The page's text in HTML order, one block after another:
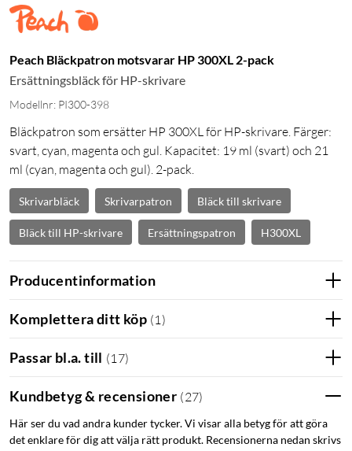
Peach Bläckpatron motsvarar HP 300XL 2-pack
Ersättningsbläck för HP-skrivare
Modellnr: PI300-398
Bläckpatron som ersätter HP 300XL för HP-skrivare. Färger:
svart, cyan, magenta och gul. Kapacitet: 19 ml (svart) och 21
ml (cyan, magenta och gul). 2-pack.
Skrivarbläck Skrivarpatron Bläck till skrivare
Bläck till HP-skrivare Ersättningspatron H300XL
Producentinformation
Komplettera ditt köp (1 )
Passar bl.a. till (17)
Kundbetyg & recensioner (27)
Här ser du vad andra kunder tycker. Vi visar alla betyg för att göra
det enklare för dig att välja rätt produkt. Recensionerna nedan skrivs